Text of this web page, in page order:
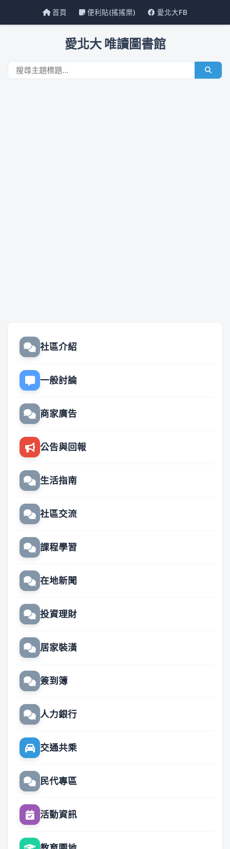
首頁 便利貼(搖搖樂) 愛北大FB
愛北大 唯讀圖書館
社區介紹
一般討論
商家廣告
公告與回報
生活指南
社區交流
課程學習
在地新聞
投資理財
居家裝潢
簽到簿
人力銀行
交通共乘
民代專區
活動資訊